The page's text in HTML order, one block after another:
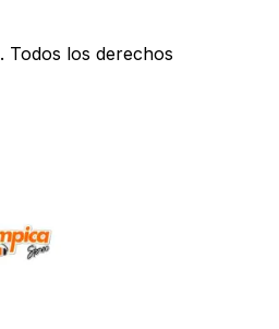
. Todos los derechos